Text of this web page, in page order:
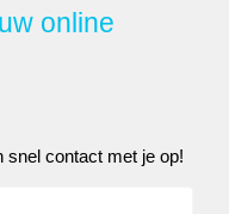
online
snel contact met je op!